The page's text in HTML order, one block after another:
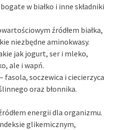
w białko i inne składniki
źródłem białka,
niezbędne aminokwasy.
jak jogurt, ser i mleko,
ale i wapń.
– fasola, soczewica i ciecierzyca
oraz błonnika.
energii dla organizmu.
glikemicznym,